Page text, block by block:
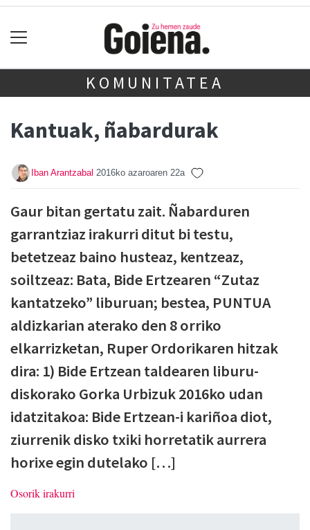
KOMUNITATEA
Kantuak, ñabardurak
Iban Arantzabal 2016ko azaroaren 22a
Gaur bitan gertatu zait. Ñabarduren
garrantziaz irakurri ditut bi testu,
betetzeaz baino husteaz, kentzeaz,
soiltzeaz: Bata, Bide Ertzearen “Zutaz
kantatzeko” liburuan; bestea, PUNTUA
aldizkarian aterako den 8 orriko
elkarrizketan, Ruper Ordorikaren hitzak
dira: 1) Bide Ertzean taldearen liburu-
diskorako Gorka Urbizuk 2016ko udan
idatzitakoa: Bide Ertzean-i kariñoa diot,
ziurrenik disko txiki horretatik aurrera
horixe egin dutelako […]
Osorik irakurri